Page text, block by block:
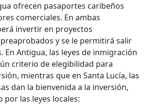
ofrecen pasaportes caribeños
comerciales. En ambas
invertir en proyectos
y se le permitirá salir
En Antigua, las leyes de inmigración
criterio de elegibilidad para
mientras que en Santa Lucía, las
dan la bienvenida a la inversión,
las leyes locales: